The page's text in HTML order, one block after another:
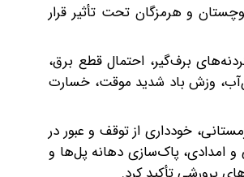
بلوچستان و هرمزگان تحت تأثیر قرار
برف‌گیر، احتمال قطع برق،
وزش باد شدید موقت، خسارت
خودداری از توقف و عبور در
و امدادی، پاک‌سازی دهانه پل‌ها و